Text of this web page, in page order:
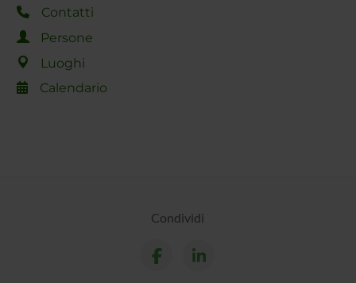
Contatti
Persone
Luoghi
Calendario
Condividi